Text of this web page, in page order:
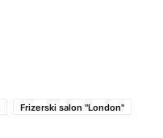
Frizerski salon ''London''